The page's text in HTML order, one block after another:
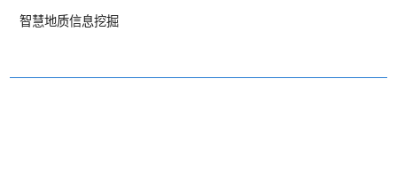
智慧地质信息挖掘